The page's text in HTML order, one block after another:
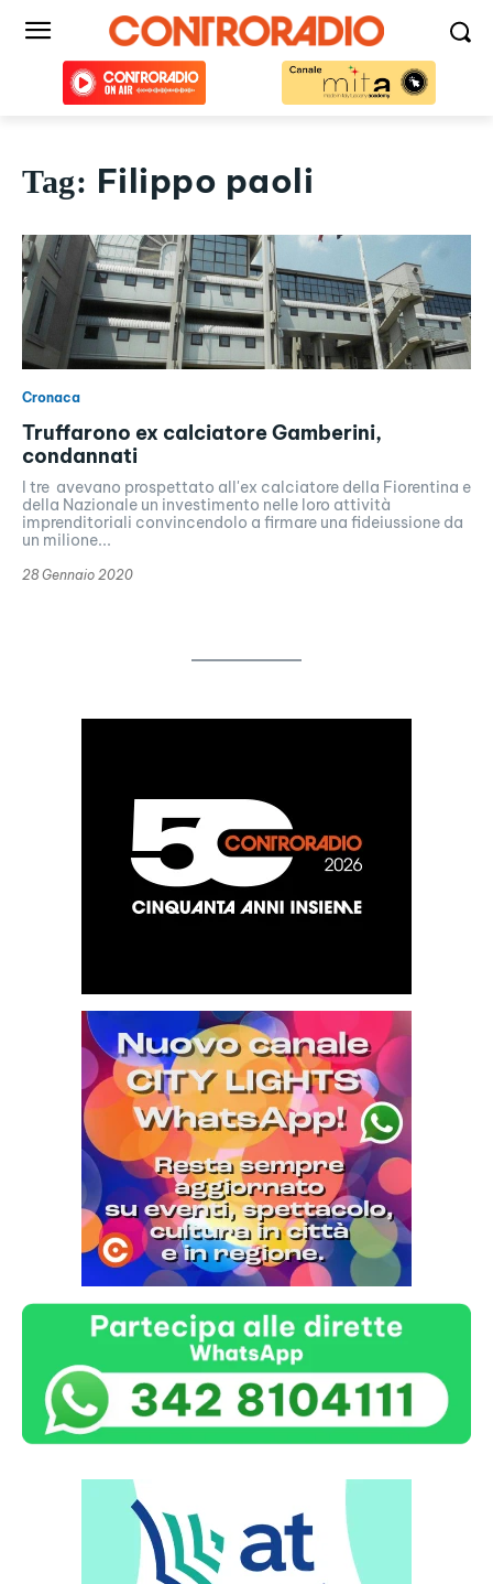
Tag: Filippo paoli
Cronaca
Truffarono ex calciatore Gamberini,
condannati
I tre avevano prospettato all'ex calciatore della Fiorentina e
della Nazionale un investimento nelle loro attività
imprenditoriali convincendolo a firmare una fideiussione da
un milione...
28 Gennaio 2020